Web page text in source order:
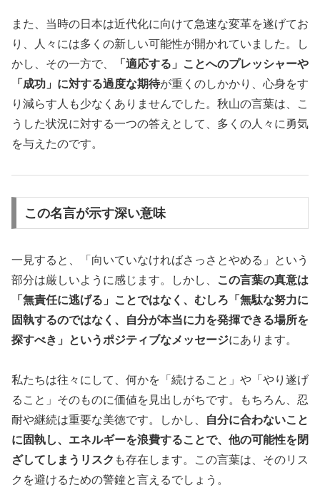
また、当時の日本は近代化に向けて急速な変革を遂げてお
り、人々には多くの新しい可能性が開かれていました。し
かし、その一方で、
「適応する」ことへのプレッシャーや
「成功」に対する過度な期待が重くのしかかり、心身をす
り減らす人も少なくありませんでした。秋山の言葉は、こ
うした状況に対する一つの答えとして、多くの人々に勇気
を与えたのです。
この名言が示す深い意味
一見すると、「向いていなければさっさとやめる」という
部分は厳しいように感じます。しかし、
この言葉の真意は
「無責任に逃げる」ことではなく、むしろ「無駄な努力に
固執するのではなく、自分が本当に力を発揮できる場所を
探すべき」というポジティブなメッセージにあります。
私たちは往々にして、何かを「続けること」や「やり遂げ
ること」そのものに価値を見出しがちです。もちろん、忍
耐や継続は重要な美徳です。しかし、
自分に合わないこと
に固執し、エネルギーを浪費することで、他の可能性を閉
ざしてしまうリスク も存在します。この言葉は、そのリス
クを避けるための警鐘と言えるでしょう。